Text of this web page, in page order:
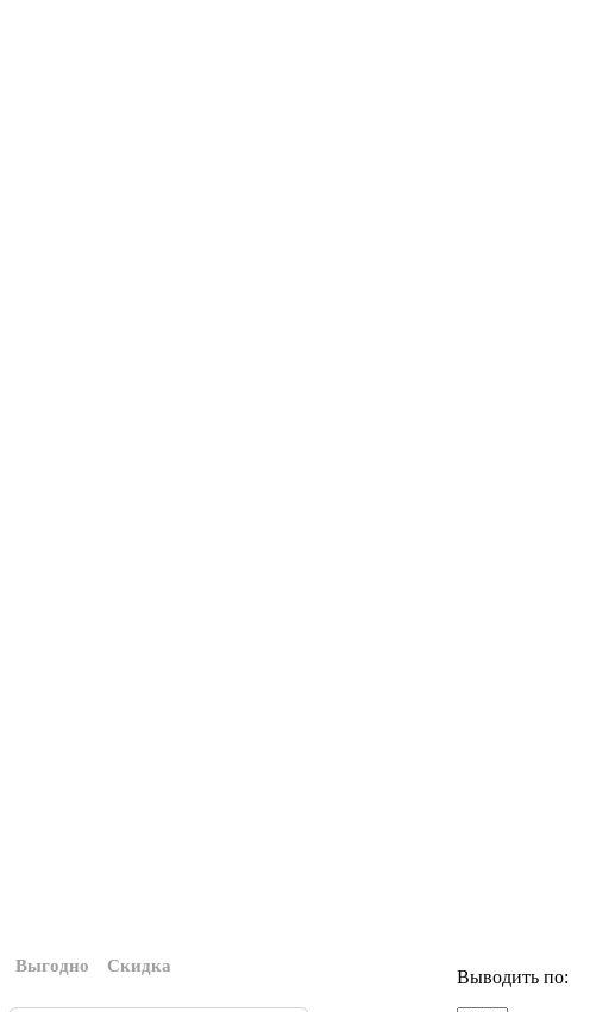
Выгодно Скидка
Выводить по: